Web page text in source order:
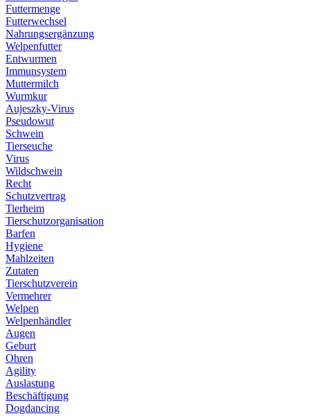
Futtermenge
Futterwechsel
Nahrungsergänzung
Welpenfutter
Entwurmen
Immunsystem
Muttermilch
Wurmkur
Aujeszky-Virus
Pseudowut
Schwein
Tierseuche
Virus
Wildschwein
Recht
Schutzvertrag
Tierheim
Tierschutzorganisation
Barfen
Hygiene
Mahlzeiten
Zutaten
Tierschutzverein
Vermehrer
Welpen
Welpenhändler
Augen
Geburt
Ohren
Agility
Auslastung
Beschäftigung
Dogdancing